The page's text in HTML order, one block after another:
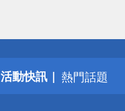
活動快訊
詐騙網頁！
得獎公告
熱門話題
銀行優惠